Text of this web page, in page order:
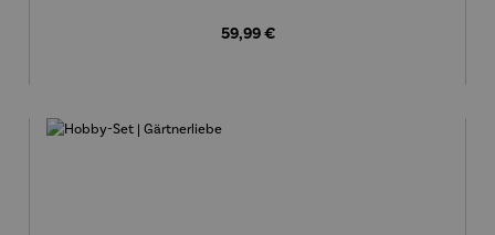
Regulärer Preis:
59,99 €